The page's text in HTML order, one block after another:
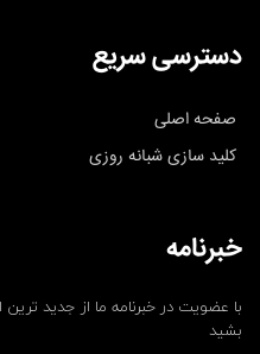
دسترسی سریع
صفحه اصلی
کلید سازی شبانه روزی
خبرنامه
با عضویت در خبرنامه ما از جدید ترین
بشید